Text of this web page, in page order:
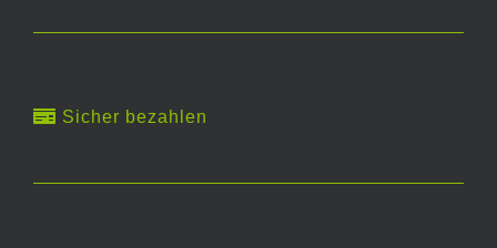
Sicher bezahlen